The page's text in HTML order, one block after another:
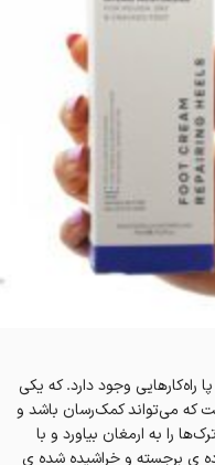
راه‌کارهایی وجود دارد. که یکی
که می‌تواند کمک‌رسان باشد و
را به ارمغان بیاورد و با
ی برجسته و خراشیده شده ی